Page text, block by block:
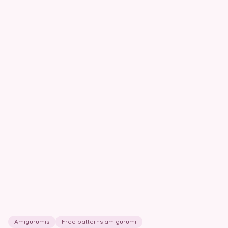
Amigurumis Free patterns amigurumi